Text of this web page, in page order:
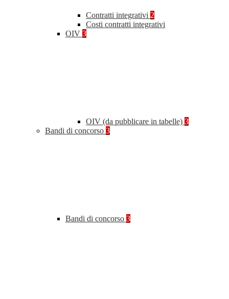
Contratti integrativi 2
Costi contratti integrativi
OIV 3
OIV (da pubblicare in tabelle) 3
Bandi di concorso 3
Bandi di concorso 3